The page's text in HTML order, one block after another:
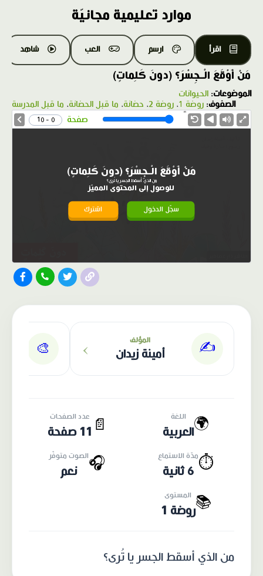
موارد تعليمية مجانيّة
اقرأ ارسم العب شاهد
مَنْ أَوْقَعَ الْـجِسْرَ؟ (دونَ كَلِماتٍ)
الموضوعات: الحيوانات
الصفوف: روضة 1 ، روضة 2 ، حضانة، ما قبل الحضانة، ما قبل المدرسة
صفحة 0 - 10
مَنْ أَوْقَعَ الْـجِسْرَ؟ (دونَ كَلِماتٍ)
من الذي أسقط الجسر يا تُرى؟
للوصول إلى المحتوى المميّز
سجّل الدخول اشترك
✍️ المؤلف
أمينة زيدان ›
🎨
🌍 اللغة
العربية 📄
عدد الصفحات
11 صفحة
⏱️مدّة الاستماع
6 ثانية
🎧الصوت متوفّر
نعم
📚 المستوى
روضة 1
من الذي أسقط الجسر يا تُرى؟